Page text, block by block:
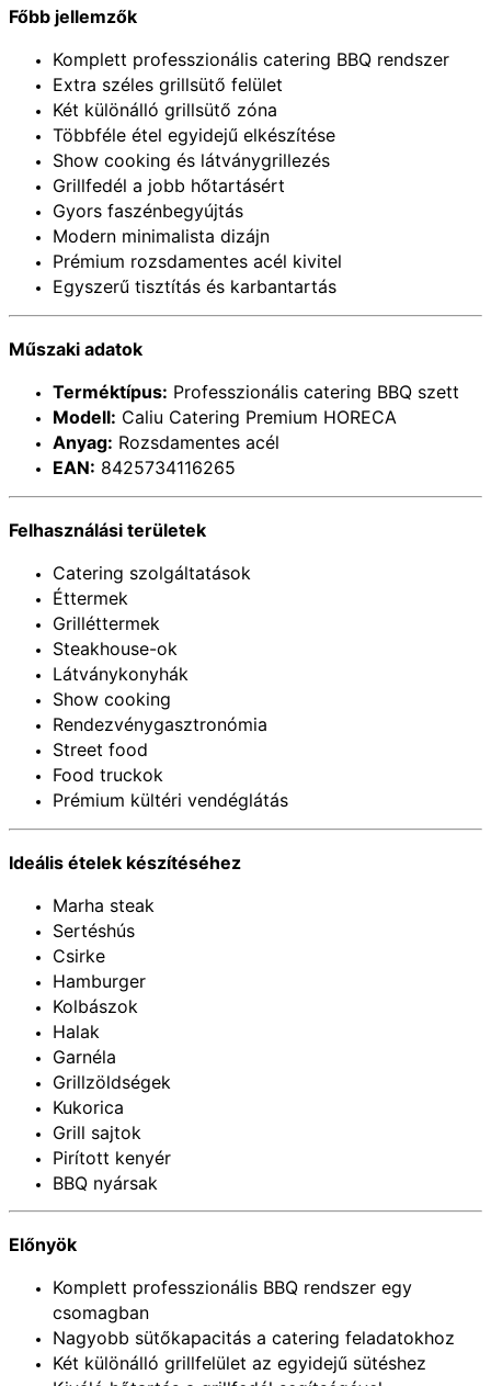
Főbb jellemzők
Komplett professzionális catering BBQ rendszer
Extra széles grillsütő felület
Két különálló grillsütő zóna
Többféle étel egyidejű elkészítése
Show cooking és látványgrillezés
Grillfedél a jobb hőtartásért
Gyors faszénbegyújtás
Modern minimalista dizájn
Prémium rozsdamentes acél kivitel
Egyszerű tisztítás és karbantartás
Műszaki adatok
Terméktípus: Professzionális catering BBQ szett
Modell: Caliu Catering Premium HORECA
Anyag: Rozsdamentes acél
EAN: 8425734116265
Felhasználási területek
Catering szolgáltatások
Éttermek
Grilléttermek
Steakhouse-ok
Látványkonyhák
Show cooking
Rendezvénygasztronómia
Street food
Food truckok
Prémium kültéri vendéglátás
Ideális ételek készítéséhez
Marha steak
Sertéshús
Csirke
Hamburger
Kolbászok
Halak
Garnéla
Grillzöldségek
Kukorica
Grill sajtok
Pirított kenyér
BBQ nyársak
Előnyök
Komplett professzionális BBQ rendszer egy
csomagban
Nagyobb sütőkapacitás a catering feladatokhoz
Két különálló grillfelület az egyidejű sütéshez